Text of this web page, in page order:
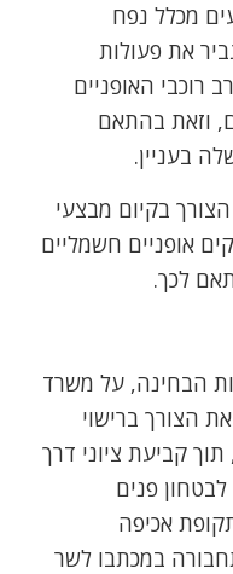
מכלל נפח
את פעולות
רוכבי האופניים
וזאת בהתאם
בעניין.
בקיום מבצעי
אופניים חשמליים
לכך.
הבחינה, על משרד
הצורך ברישוי
קביעת ציוני דרך
פנים
אכיפה
במכתבו לשר